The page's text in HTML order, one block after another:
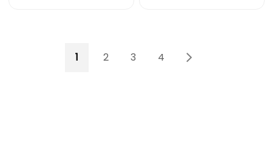
You're currently reading page
1 Page
2 Page
3 Page
4 Page
5Page
Sledeće